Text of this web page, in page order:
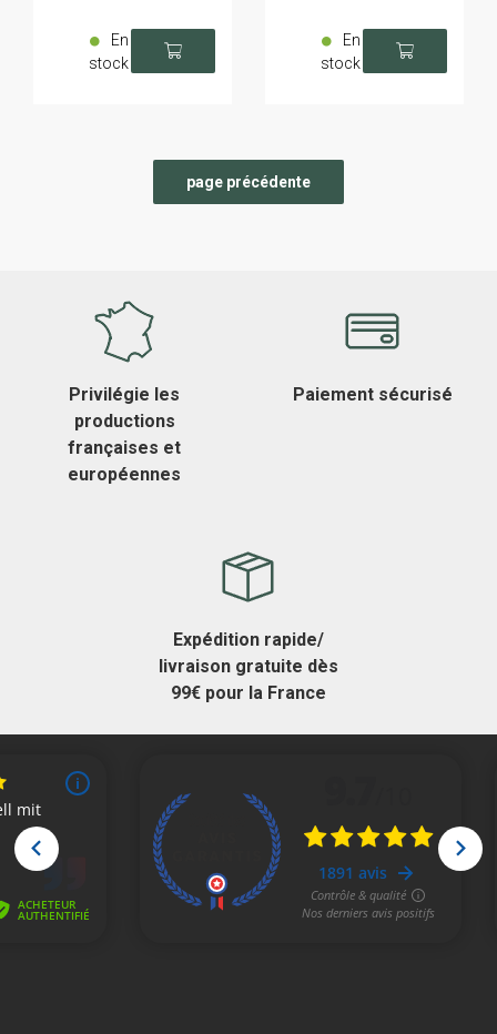
En
stock
En
stock
Privilégie les
productions
françaises et
européennes
Paiement sécurisé
Expédition rapide/
livraison gratuite dès
99€ pour la France